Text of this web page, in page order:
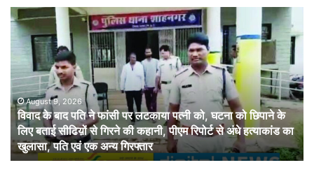
विवाद
के
बाद
ने
फांसी
पर
लटकाया
पत्नी
को,
घटना
August 9, 2026
विवाद के बाद पति ने फांसी पर लटकाया पत्नी को, घटना को छिपाने के
लिए बताई सीढिय़ों से गिरने की कहानी, पीएम रिपोर्ट से अंधे हत्याकांड का
खुलासा, पति एवं एक अन्य गिरफ्तार